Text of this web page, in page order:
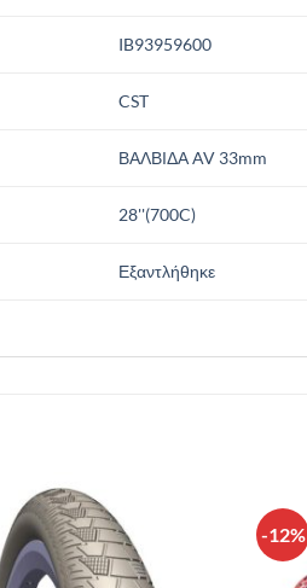
IB93959600
CST
ΒΑΛΒΙΔΑ AV 33mm
28''(700C)
Εξαντλήθηκε
-12%